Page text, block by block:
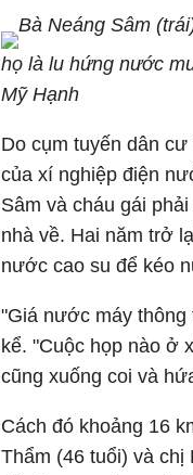
Bà Neáng Sâm
họ là lu hứng nước
Mỹ Hạnh
Do cụm tuyến dân
của xí nghiệp điện
Sâm và cháu gái
nhà về. Hai năm trở
nước cao su để kéo
"Giá nước máy thông
kể. "Cuộc họp nào ở
cũng xuống coi và
Cách đó khoảng 16
Thẩm (46 tuổi) và